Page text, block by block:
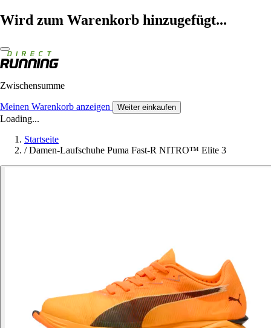
Wird zum Warenkorb hinzugefügt...
Zwischensumme
Meinen Warenkorb anzeigen Weiter einkaufen
Loading...
Startseite
/ Damen-Laufschuhe Puma Fast-R NITRO™ Elite 3